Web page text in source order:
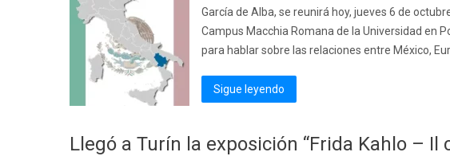
García de Alba, se reunirá hoy, jueves 6 de
Campus Macchia Romana de la Universidad en
para hablar sobre las relaciones entre México,
Sigue leyendo
Llegó a Turín la exposición “Frida Kahlo – Il